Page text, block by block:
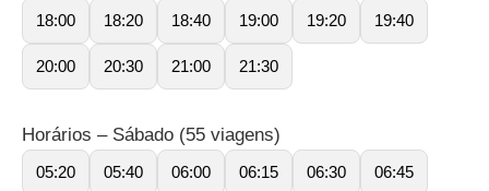
18:00 18:20 18:40 19:00 19:20 19:40
20:00 20:30 21:00 21:30
Horários – Sábado (55 viagens)
05:20 05:40 06:00 06:15 06:30 06:45